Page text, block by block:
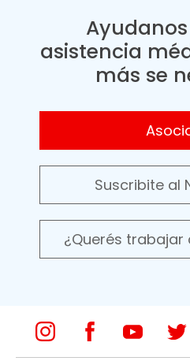
asistencia
más se
Suscribite al
¿Querés